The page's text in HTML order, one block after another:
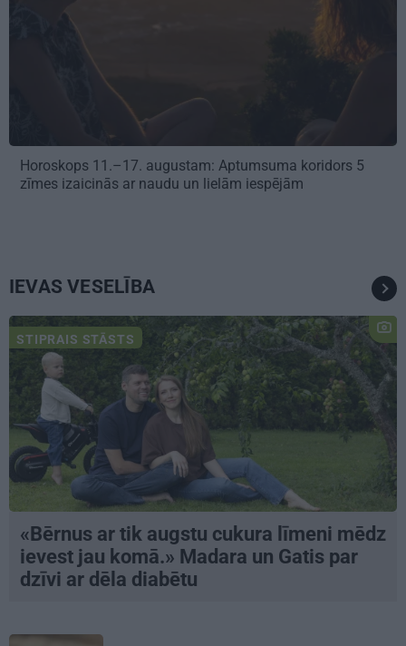
Horoskops 11.–17. augustam: Aptumsuma koridors 5
zīmes izaicinās ar naudu un lielām iespējām
IEVAS VESELĪBA
STIPRAIS STĀSTS
«Bērnus ar tik augstu cukura līmeni mēdz
ievest jau komā.» Madara un Gatis par
dzīvi ar dēla diabētu